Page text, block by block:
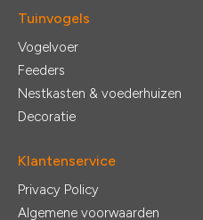
Tuinvogels
Vogelvoer
Feeders
Nestkasten & voederhuizen
Decoratie
Klantenservice
Privacy Policy
Algemene voorwaarden